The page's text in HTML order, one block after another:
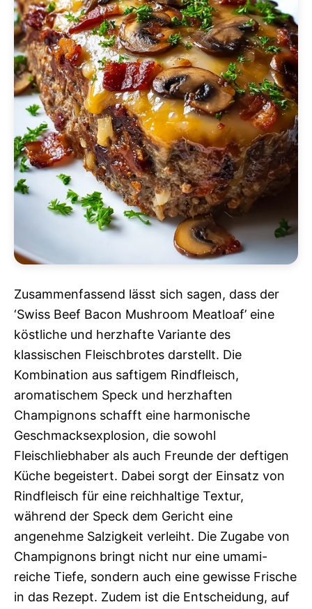
Zusammenfassend lässt sich sagen, dass der
‘Swiss Beef Bacon Mushroom Meatloaf’ eine
köstliche und herzhafte Variante des
klassischen Fleischbrotes darstellt. Die
Kombination aus saftigem Rindfleisch,
aromatischem Speck und herzhaften
Champignons schafft eine harmonische
Geschmacksexplosion, die sowohl
Fleischliebhaber als auch Freunde der deftigen
Küche begeistert. Dabei sorgt der Einsatz von
Rindfleisch für eine reichhaltige Textur,
während der Speck dem Gericht eine
angenehme Salzigkeit verleiht. Die Zugabe von
Champignons bringt nicht nur eine umami-
reiche Tiefe, sondern auch eine gewisse Frische
in das Rezept. Zudem ist die Entscheidung, auf